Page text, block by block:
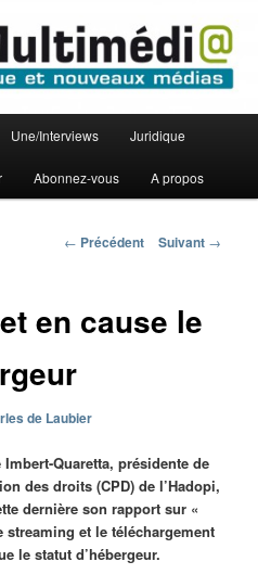
Une/Interviews Juridique
Abonnez-vous A propos
Navigation
← Précédent Suivant →
en cause le
de Laubier
Quaretta, présidente de
des droits (CPD) de l’Hadopi,
dernière son rapport sur «
et le téléchargement
le statut d’hébergeur.